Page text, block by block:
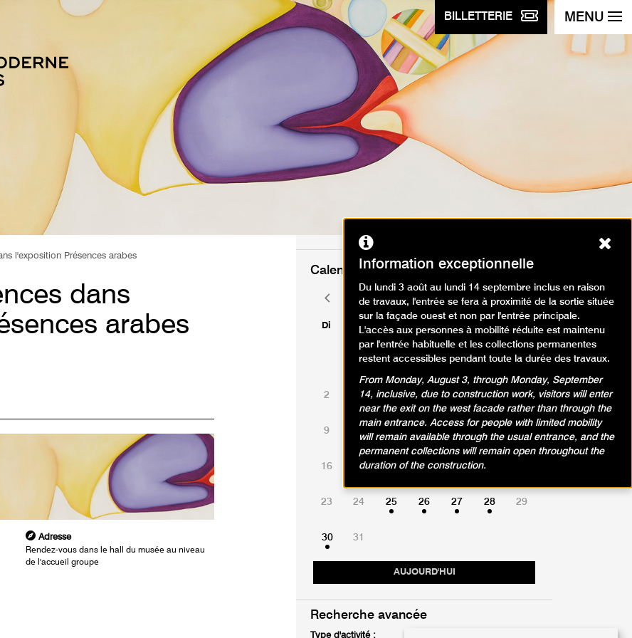
BILLETTERIE MENU
l'exposition Présences arabes
dans
arabes
Adresse
Rendez-vous dans le hall du musée au niveau
de l'accueil groupe
Calendrier des événements
août 2026
Di Lu Ma Ve Sa
AUJOURD'HUI
1
2 3 4 5 6 7 8
9 12 13 14
16 17 18 19 20 21
23 24 25 26 27 28 29
30 31
Mois
précédent
Mois
suivant
Recherche avancée
Type d'activité :
Information exceptionnelle
Du lundi 3 août au lundi 14 septembre inclus en raison
de travaux, l'entrée se fera à proximité de la sortie située
sur la façade ouest et non par l'entrée principale.
L'accès aux personnes à mobilité réduite est maintenu
par l'entrée habituelle et les collections permanentes
restent accessibles pendant toute la durée des travaux.
From Monday, August 3, through Monday, September
14, inclusive, due to construction work, visitors will enter
near the exit on the west facade rather than through the
main entrance. Access for people with limited mobility
will remain available through the usual entrance, and the
permanent collections will remain open throughout the
duration of the construction.